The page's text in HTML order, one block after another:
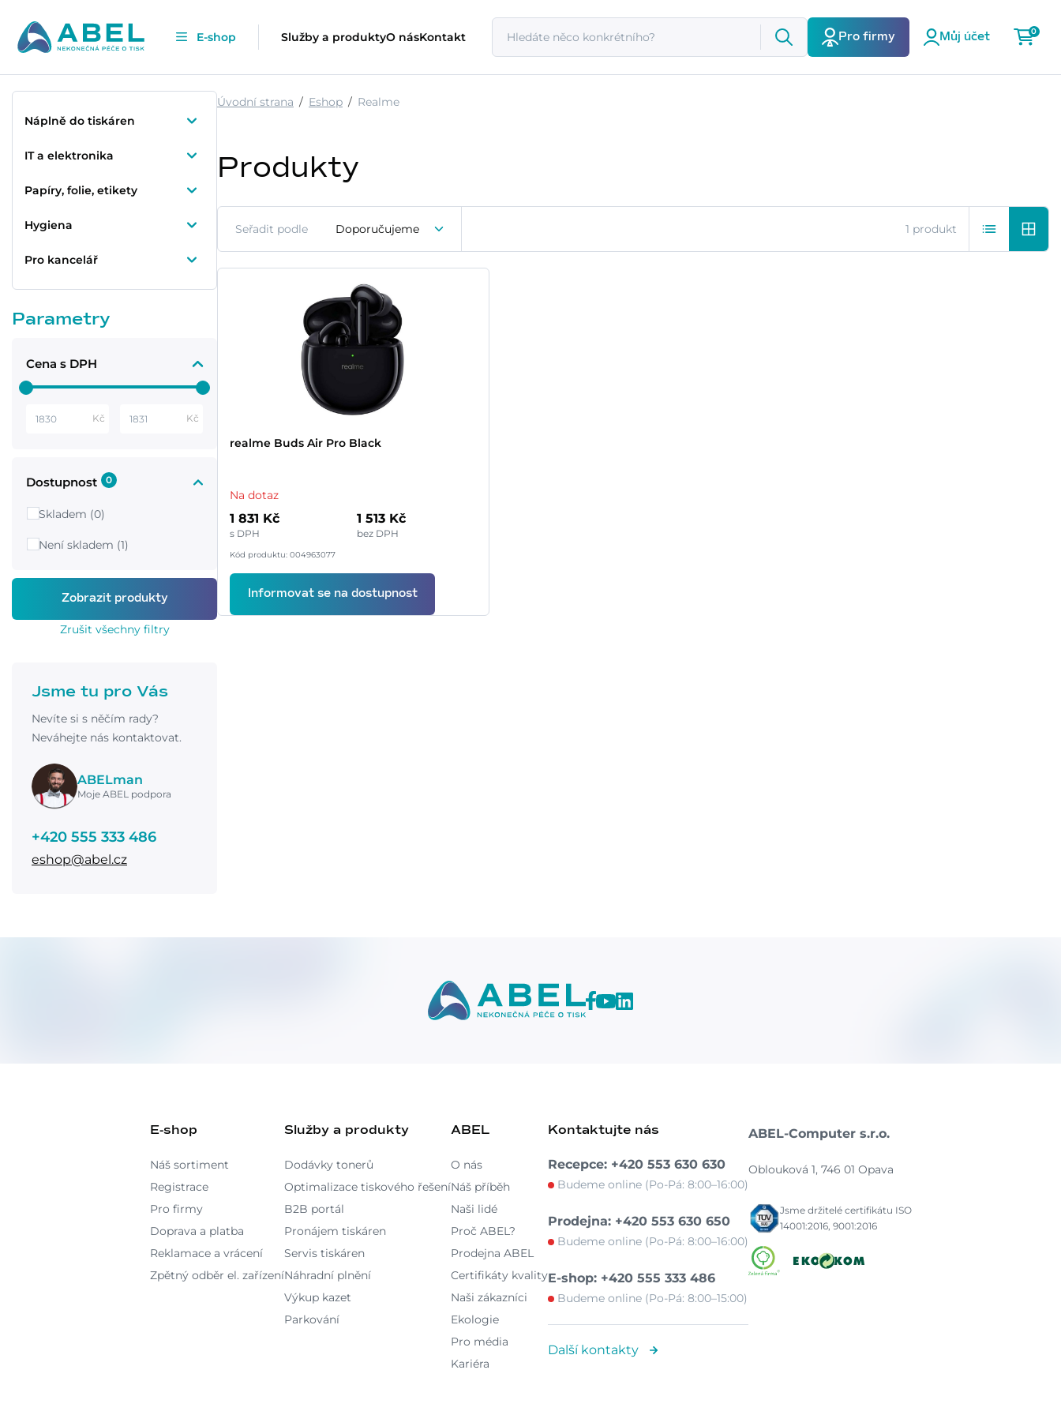
E-shop Služby a produktyO násKontakt Pro firmy Můj účet
0
Náplně do tiskáren
IT a elektronika
Papíry, folie, etikety
Hygiena
Pro kancelář
Parametry
Cena s DPH
Kč Kč
Dostupnost 0
Skladem (0)
Není skladem (1)
Zrušit všechny filtry
Jsme tu pro Vás
Nevíte si s něčím rady?
Neváhejte nás kontaktovat.
ABELman
Moje ABEL podpora
+420 555 333 486
eshop@abel.cz
Úvodní strana Eshop Realme
Produkty
Seřadit podle Doporučujeme 1 produkt
realme Buds Air Pro Black
Na dotaz
1 831 Kč
s DPH
1 513 Kč
bez DPH
Kód produktu: 004963077
Informovat se na dostupnost
E-shop
Náš sortiment
Registrace
Pro firmy
Doprava a platba
Reklamace a vrácení
Zpětný odběr el. zařízení
Služby a produkty
Dodávky tonerů
Optimalizace tiskového řešení
B2B portál
Pronájem tiskáren
Servis tiskáren
Náhradní plnění
Výkup kazet
Parkování
ABEL
O nás
Náš příběh
Naši lidé
Proč ABEL?
Prodejna ABEL
Certifikáty kvality
Naši zákazníci
Ekologie
Pro média
Kariéra
Kontaktujte nás
Recepce: +420 553 630 630
Budeme online (Po-Pá: 8:00–16:00)
Prodejna: +420 553 630 650
Budeme online (Po-Pá: 8:00–16:00)
E-shop: +420 555 333 486
Budeme online (Po-Pá: 8:00–15:00)
Další kontakty
ABEL-Computer s.r.o.
Oblouková 1, 746 01 Opava
Jsme držitelé certifikátu ISO
14001:2016, 9001:2016